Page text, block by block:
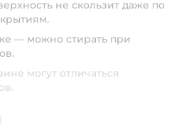
не скользит даже по
— можно стирать при
могут отличаться